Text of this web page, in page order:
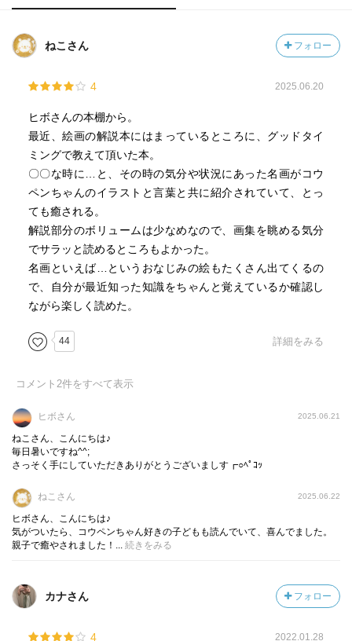
ねこさん フォロー
4 2025.06.20
ヒボさんの本棚から。
最近、絵画の解説本にはまっているところに、グッドタイ
ミングで教えて頂いた本。
〇〇な時に…と、その時の気分や状況にあった名画がコウ
ペンちゃんのイラストと言葉と共に紹介されていて、とっ
ても癒される。
解説部分のボリュームは少なめなので、画集を眺める気分
でサラッと読めるところもよかった。
名画といえば…というおなじみの絵もたくさん出てくるの
で、自分が最近知った知識をちゃんと覚えているか確認し
ながら楽しく読めた。
44 詳細をみる
コメント 2件をすべて表示
ヒボさん 2025.06.21
ねこさん、こんにちは♪
毎日暑いですね^^;
さっそく手にしていただきありがとうございましす┏○ﾍﾟｺｯ
ねこさん 2025.06.22
ヒボさん、こんにちは♪
気がついたら、コウペンちゃん好きの子どもも読んでいて、喜んでました。
親子で癒やされました！... 続きをみる
カナさん フォロー
4 2022.01.28